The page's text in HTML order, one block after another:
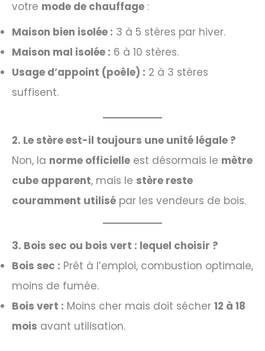
votre mode de chauffage :
Maison bien isolée : 3 à 5 stères par hiver.
Maison mal isolée : 6 à 10 stères.
Usage d’appoint (poêle) : 2 à 3 stères
suffisent.
2. Le stère est-il toujours une unité légale ?
Non, la norme officielle est désormais le mètre
cube apparent, mais le stère reste
couramment utilisé par les vendeurs de bois.
3. Bois sec ou bois vert : lequel choisir ?
Bois sec : Prêt à l’emploi, combustion optimale,
moins de fumée.
Bois vert : Moins cher mais doit sécher 12 à 18
mois avant utilisation.